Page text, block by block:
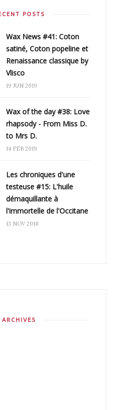
POSTS
Wax News #41: Coton
satiné, Coton popeline et
Renaissance classique by
Vlisco
19 JUN 2019
Wax of the day #38: Love
rhapsody - From Miss D.
to Mrs D.
14 FEB 2019
Les chroniques d'une
testeuse #15: L'huile
démaquillante à
l'immortelle de l'Occitane
13 NOV 2018
ARCHIVES